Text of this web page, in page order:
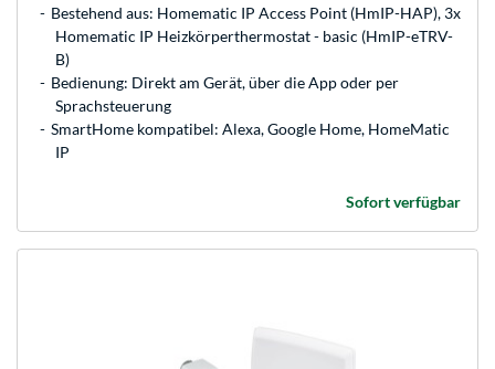
Bestehend aus: Homematic IP Access Point (HmIP-HAP), 3x
Homematic IP Heizkörperthermostat - basic (HmIP-eTRV-
B)
Bedienung: Direkt am Gerät, über die App oder per
Sprachsteuerung
SmartHome kompatibel: Alexa, Google Home, HomeMatic
IP
Sofort verfügbar